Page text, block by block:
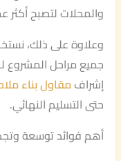
والمحلات لتصبح أكثر
وعلاوة على ذلك،
جميع مراحل المشروع
إشرافمقاول بناء
حتى التسليم النهائي.
أهم فوائد توسعة